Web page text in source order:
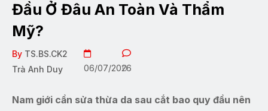
Đầu Ở Đâu An Toàn Và Thẩm
Mỹ?
By TS.BS.CK2
Trà Anh Duy
06/07/2026
0
Nam giới cần sửa thừa da sau cắt bao quy đầu nên